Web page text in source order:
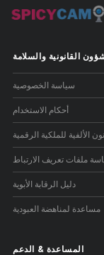
القانونية والسلامة
سياسة الخصوصية
أحكام الاستخدام
الألفية للملكية الرقمية
ملفات تعريف الارتباط
دليل الرقابة الأبوية
مساعدة لمناهضة العبودية
المساعدة & الدعم